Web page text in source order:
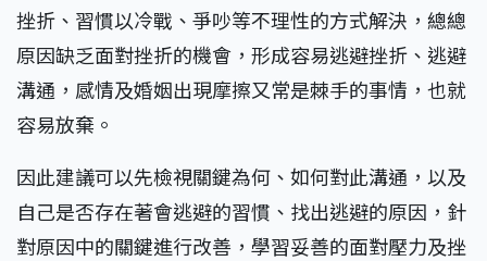
挫折、習慣以冷戰、爭吵等不理性的方式解決，總總
原因缺乏面對挫折的機會，形成容易逃避挫折、逃避
溝通，感情及婚姻出現摩擦又常是棘手的事情，也就
容易放棄。
因此建議可以先檢視關鍵為何、如何對此溝通，以及
自己是否存在著會逃避的習慣、找出逃避的原因，針
對原因中的關鍵進行改善，學習妥善的面對壓力及挫